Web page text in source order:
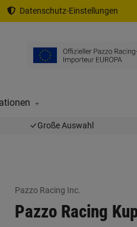
Datenschutz-Einstellungen
Große Auswahl
Pazzo Racing Inc.
Pazzo Racing